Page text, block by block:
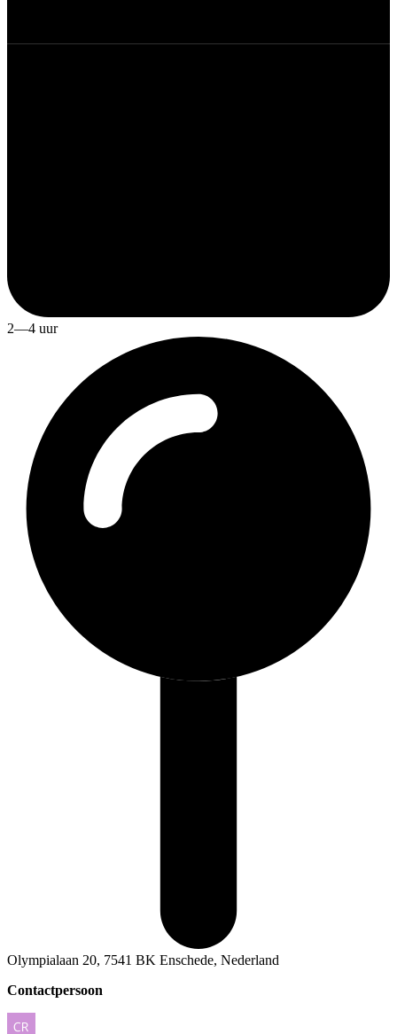
2—4 uur
Olympialaan 20, 7541 BK Enschede, Nederland
Contactpersoon